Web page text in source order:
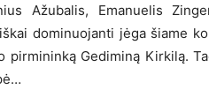
Ažubalis, Emanuelis
dominuojanti jėga šiame
pirmininką Gediminą Kirkilą.